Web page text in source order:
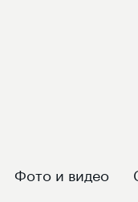
Фото и видео